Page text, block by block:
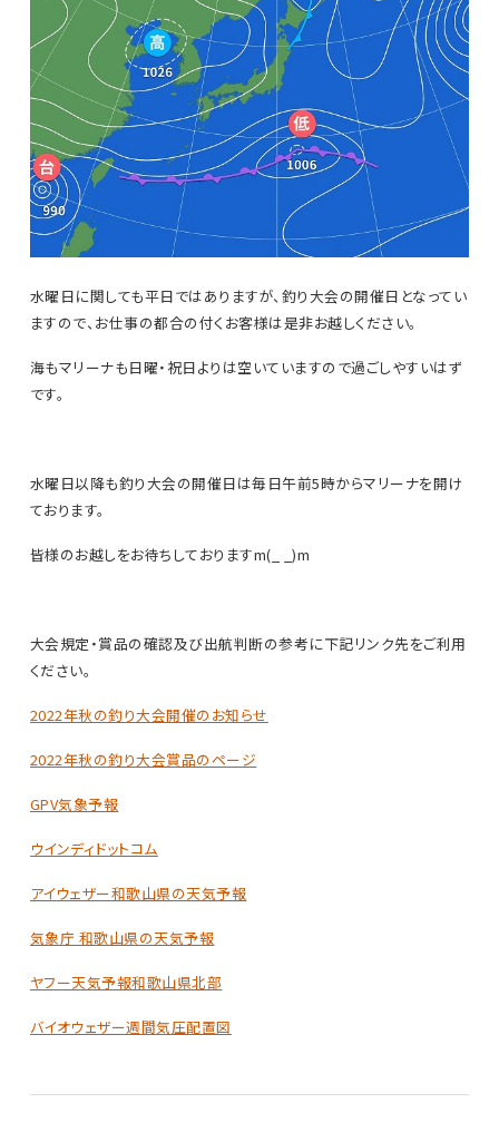
水曜日に関しても平日ではありますが、釣り大会の開催日となってい
ますので、お仕事の都合の付くお客様は是非お越しください。
海もマリーナも日曜・祝日よりは空いていますので過ごしやすいはず
です。
水曜日以降も釣り大会の開催日は毎日午前5時からマリーナを開け
ております。
皆様のお越しをお待ちしておりますm(_ _)m
大会規定・賞品の確認及び出航判断の参考に下記リンク先をご利用
ください。
2022年秋の釣り大会開催のお知らせ
2022年秋の釣り大会賞品のページ
GPV気象予報
ウインディドットコム
アイウェザー和歌山県の天気予報
気象庁 和歌山県の天気予報
ヤフー天気予報和歌山県北部
バイオウェザー週間気圧配置図